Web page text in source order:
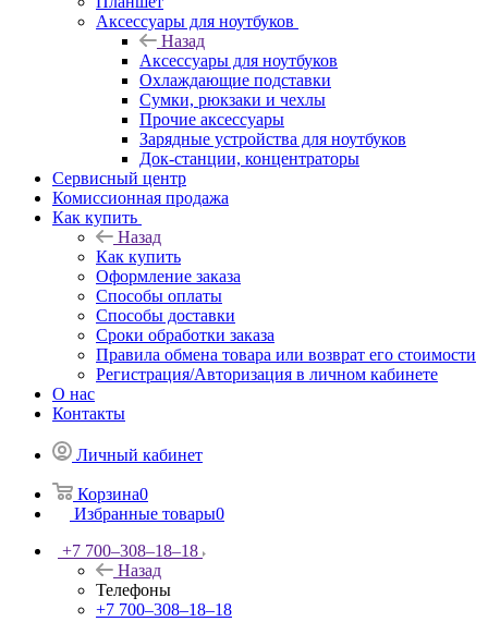
Аксессуары для ноутбуков
Назад
Аксессуары для ноутбуков
Охлаждающие подставки
Сумки, рюкзаки и чехлы
Прочие аксессуары
Зарядные устройства для ноутбуков
Док-станции, концентраторы
Сервисный центр
Комиссионная продажа
Как купить
Назад
Как купить
Оформление заказа
Способы оплаты
Способы доставки
Сроки обработки заказа
Правила обмена товара или возврат его стоимости
Регистрация/Авторизация в личном кабинете
О нас
Контакты
Личный кабинет
Корзина0
Избранные товары0
+7 700‒308‒18‒18
Назад
Телефоны
+7 700‒308‒18‒18